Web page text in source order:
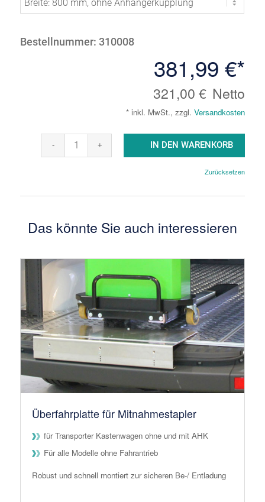
Zurücksetzen
Bestellnummer: 310008
381,99 €*
321,00 € Netto
* inkl. MwSt., zzgl.Versandkosten
IN DEN WARENKORB
Das könnte Sie auch interessieren
Überfahrplatte für Mitnahmestapler
für Transporter Kastenwagen ohne und mit AHK
Für alle Modelle ohne Fahrantrieb
Robust und schnell montiert zur sicheren Be-/ Entladung